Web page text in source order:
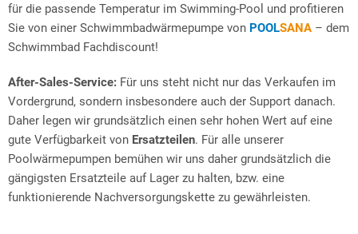
für die passende Temperatur im Swimming-Pool und profitieren
Sie von einer Schwimmbadwärmepumpe von POOLSANA – dem
Schwimmbad Fachdiscount!
After-Sales-Service: Für uns steht nicht nur das Verkaufen im
Vordergrund, sondern insbesondere auch der Support danach.
Daher legen wir grundsätzlich einen sehr hohen Wert auf eine
gute Verfügbarkeit von Ersatzteilen. Für alle unserer
Poolwärmepumpen bemühen wir uns daher grundsätzlich die
gängigsten Ersatzteile auf Lager zu halten, bzw. eine
funktionierende Nachversorgungskette zu gewährleisten.